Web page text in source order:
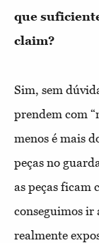
que
claim?
Sim, sem
prendem com
menos é mais
peças no
as peças ficam
conseguimos ir
realmente